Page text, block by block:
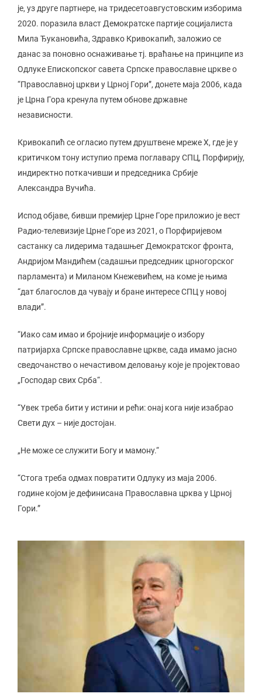
је, уз друге партнере, на тридесетоавгустовским изборима
2020. поразила власт Демократске партије социјалиста
Мила Ђукановића, Здравко Кривокапић, заложио се
данас за поновно оснаживање тј. враћање на принципе из
Одлуке Епископског савета Српске православне цркве о
“Православној цркви у Црној Гори”, донете маја 2006, када
је Црна Гора кренула путем обнове државне
независности.
Кривокапић се огласио путем друштвене мреже X, где је у
критичком тону иступио према поглавару СПЦ, Порфирију,
индиректно поткачивши и председника Србије
Александра Вучића.
Испод објаве, бивши премијер Црне Горе приложио је вест
Радио-телевизије Црне Горе из 2021, о Порфиријевом
састанку са лидерима тадашњег Демократског фронта,
Андријом Мандићем (садашњи председник црногорског
парламента) и Миланом Кнежевићем, на коме је њима
“дат благослов да чувају и бране интересе СПЦ у новој
влади”.
“Иако сам имао и бројније информације о избору
патријарха Српске православне цркве, сада имамо јасно
сведочанство о нечастивом деловању које је пројектовао
„Господар свих Срба“.
“Увек треба бити у истини и рећи: онај кога није изабрао
Свети дух – није достојан.
„Не може се служити Богу и мамону.“
“Стога треба одмах повратити Одлуку из маја 2006.
године којом је дефинисана Православна црква у Црној
Гори.”